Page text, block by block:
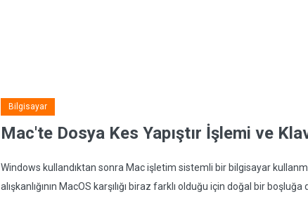
Bilgisayar
Mac'te Dosya Kes Yapıştır İşlemi ve
Windows kullandıktan sonra Mac işletim sistemli bir bilgisayar
alışkanlığının MacOS karşılığı biraz farklı olduğu için doğal bir